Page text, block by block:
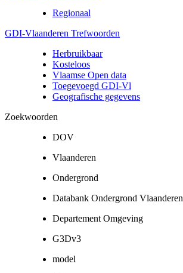
Regionaal
GDI-Vlaanderen Trefwoorden
Herbruikbaar
Kosteloos
Vlaamse Open data
Toegevoegd GDI-Vl
Geografische gegevens
Zoekwoorden
DOV
Vlaanderen
Ondergrond
Databank Ondergrond Vlaanderen
Departement Omgeving
G3Dv3
model